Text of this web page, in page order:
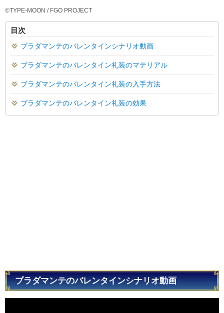
©TYPE-MOON / FGO PROJECT
目次
ブラダマンテのバレンタインシナリオ動画
ブラダマンテのバレンタイン礼装のマテリアル
ブラダマンテのバレンタイン礼装の入手方法
ブラダマンテのバレンタイン礼装の効果
ブラダマンテのバレンタインシナリオ動画